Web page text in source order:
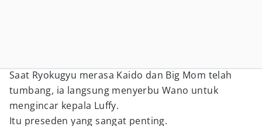
Saat Ryokugyu merasa Kaido dan Big Mom telah
tumbang, ia langsung menyerbu Wano untuk
mengincar kepala Luffy.
Itu preseden yang sangat penting.